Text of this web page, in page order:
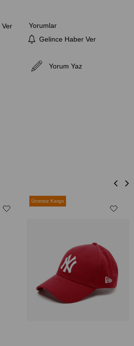
Ver
Yorumlar
Gelince Haber Ver
Yorum Yaz
Ücretsiz Kargo